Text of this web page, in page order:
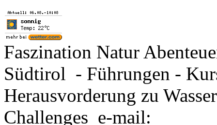
Faszination Natur
Südtirol - Führungen -
Herausvorderung zu
Challenges e-mail: